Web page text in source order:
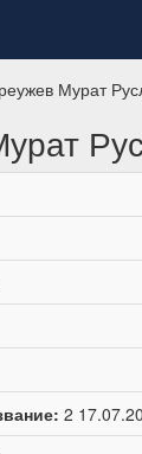
Мурат
2